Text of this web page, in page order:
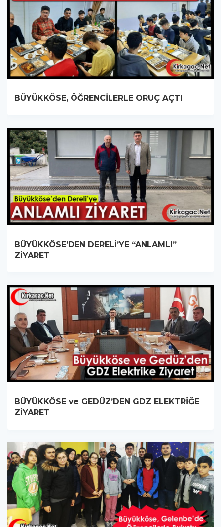
BÜYÜKKÖSE, ÖĞRENCİLERLE ORUÇ AÇTI
BÜYÜKKÖSE’DEN DERELİ’YE “ANLAMLI”
ZİYARET
BÜYÜKKÖSE ve GEDÜZ’DEN GDZ ELEKTRİĞE
ZİYARET